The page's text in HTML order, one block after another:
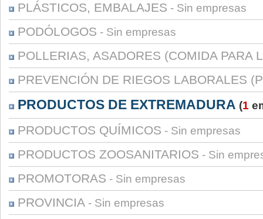
PLÁSTICOS, EMBALAJES - Sin empresas
PODÓLOGOS - Sin empresas
POLLERIAS, ASADORES (COMIDA PARA
PREVENCIÓN DE RIEGOS LABORALES
PRODUCTOS DE EXTREMADURA (1
PRODUCTOS QUÍMICOS - Sin empresas
PRODUCTOS ZOOSANITARIOS - Sin
PROMOTORAS - Sin empresas
PROVINCIA - Sin empresas